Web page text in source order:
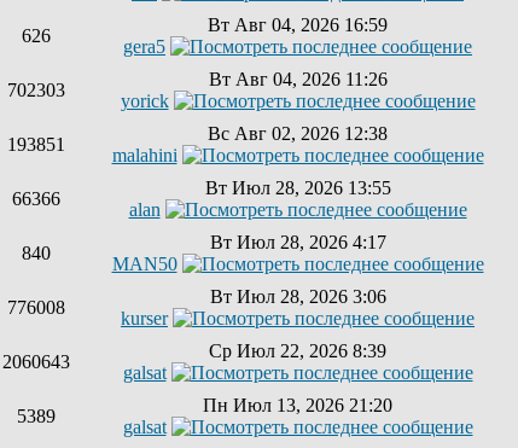
626
Вт Авг 04, 2026 16:59
gera5
702303
Вт Авг 04, 2026 11:26
yorick
193851
Вс Авг 02, 2026 12:38
malahini
66366
Вт Июл 28, 2026 13:55
alan
840
Вт Июл 28, 2026 4:17
MAN50
776008
Вт Июл 28, 2026 3:06
kurser
2060643
Ср Июл 22, 2026 8:39
galsat
5389
Пн Июл 13, 2026 21:20
galsat